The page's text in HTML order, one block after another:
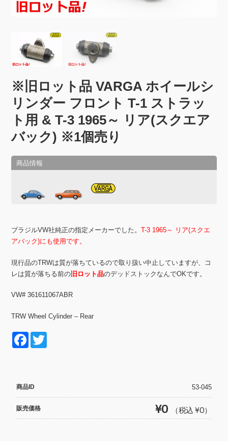
※旧ロット品 VARGA ホイールシ
リンダー フロント T-1 ストラッ
ト用 & T-3 1965～ リア(スクエア
バック) ※1個売り
ブラジルVW社純正の指定メーカーでした。T-3 1965～ リア(スクエ
アバック)にも使用です。
現行品のTRWは質が落ちているので取り扱い中止していますが、コ
レは質が落ちる前の 旧ロット品のデッドストックなんでOKです。
VW# 361611067ABR
TRW Wheel Cylinder – Rear
F
e
b
o
商品ID 53-045
販売価格 ¥0 （税込 ¥0）